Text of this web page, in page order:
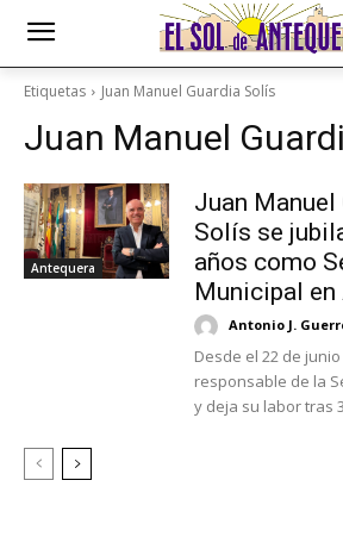
Etiquetas Juan Manuel Guardia Solís
Juan Manuel
Antequera
Juan Manuel
Solís se
años como
Municipal en
Antonio J.
Desde el 22 de
responsable de la
y deja su labor tras